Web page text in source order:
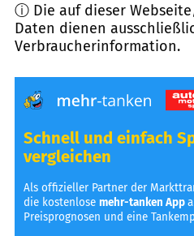
ⓘ Die auf dieser
Daten dienen
Verbraucherinformation.
Schnell und einfach
vergleichen
Als offizieller Partner der
die kostenlosemehr-tanken App
Preisprognosen und eine